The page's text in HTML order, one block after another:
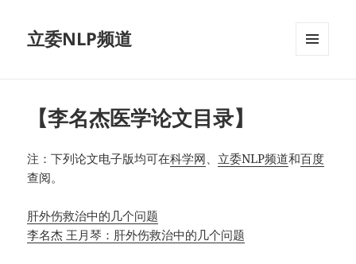
立委NLP频道
【李名杰医学论文目录】
注：下列论文电子版均可在科学网、 立委NLP频道和百度
查阅。
肝外伤救治中的几个问题
李名杰 王月琴：肝外伤救治中的几个问题